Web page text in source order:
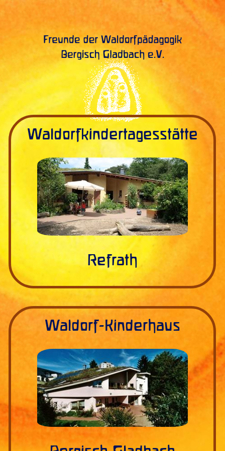
Waldorfkindertagesstätte
Refrath
Waldorf-Kinderhaus